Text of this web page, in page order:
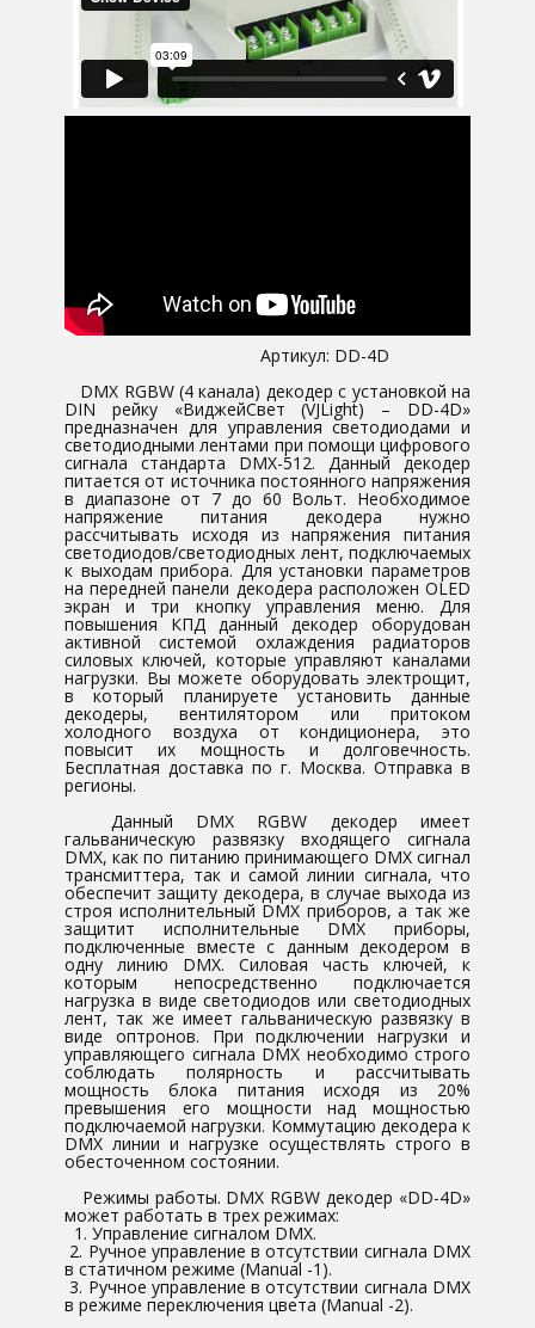
​ ​​ Артикул: DD-4D
DMX RGBW (4 канала) декодер с установкой на
DIN рейку «​ВиджейСвет (VJLight) – DD-4D»
предназначен для управления светодиодами и
светодиодными лентами при помощи цифрового
сигнала стандарта DMX-512. Данный декодер
питается от источника постоянного напряжения
в диапазоне от 7 до 60 Вольт. Необходимое
напряжение питания декодера нужно
рассчитывать исходя из напряжения питания
светодиодов/светодиодных лент, подключаемых
к выходам прибора. Для установки параметров
на передней панели декодера расположен OLED
экран и три кнопку управления меню. Для
повышения КПД данный декодер оборудован
активной системой охлаждения радиаторов
силовых ключей, которые управляют каналами
нагрузки. Вы можете оборудовать электрощит,
в который планируете установить данные
декодеры, вентилятором или притоком
холодного воздуха от кондиционера, это
повысит их мощность и долговечность.
Бесплатная доставка по г. Москва. Отправка в
регионы.
Данный DMX RGBW декодер имеет
гальваническую развязку входящего сигнала
DMX, как по питанию принимающего DMX сигнал
трансмиттера, так и самой линии сигнала, что
обеспечит защиту декодера, в случае выхода из
строя исполнительный DMX приборов, а так же
защитит исполнительные DMX приборы,
подключенные вместе с данным декодером в
одну линию DMX. Силовая часть ключей, к
которым непосредственно подключается
нагрузка в виде светодиодов или светодиодных
лент, так же имеет гальваническую развязку в
виде оптронов. При подключении нагрузки и
управляющего сигнала DMX необходимо строго
соблюдать полярность и рассчитывать
мощность блока питания исходя из 20%
превышения его мощности над мощностью
подключаемой нагрузки. Коммутацию декодера к
DMX линии и нагрузке осуществлять строго в
обесточенном состоянии.
Режимы работы. DMX RGBW декодер «DD-4D»
может работать в трех режимах:
1. Управление сигналом DMX.
2. Ручное управление в отсутствии сигнала DMX
в статичном режиме (Manual -1).
3. Ручное управление в отсутствии сигнала DMX
в режиме переключения цвета (Manual -2).